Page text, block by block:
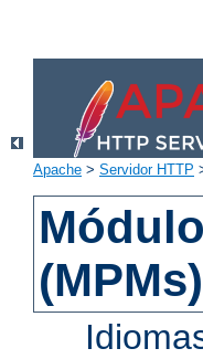
Apache > Servidor HTTP
(MPMs)